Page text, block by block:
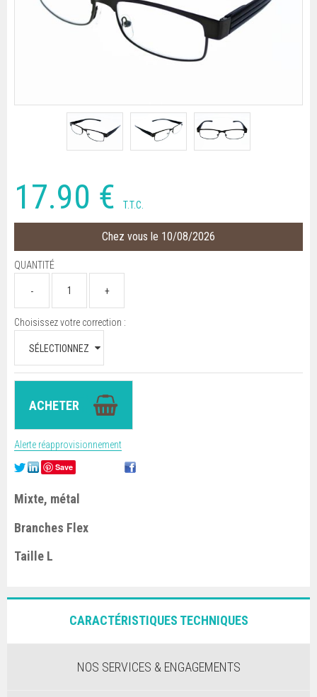
17.90 € T.T.C.
Chez vous le 10/08/2026
QUANTITÉ
Choisissez votre correction :
Alerte réapprovisionnement
Save
Mixte, métal
Branches Flex
Taille L
CARACTÉRISTIQUES TECHNIQUES
NOS SERVICES & ENGAGEMENTS